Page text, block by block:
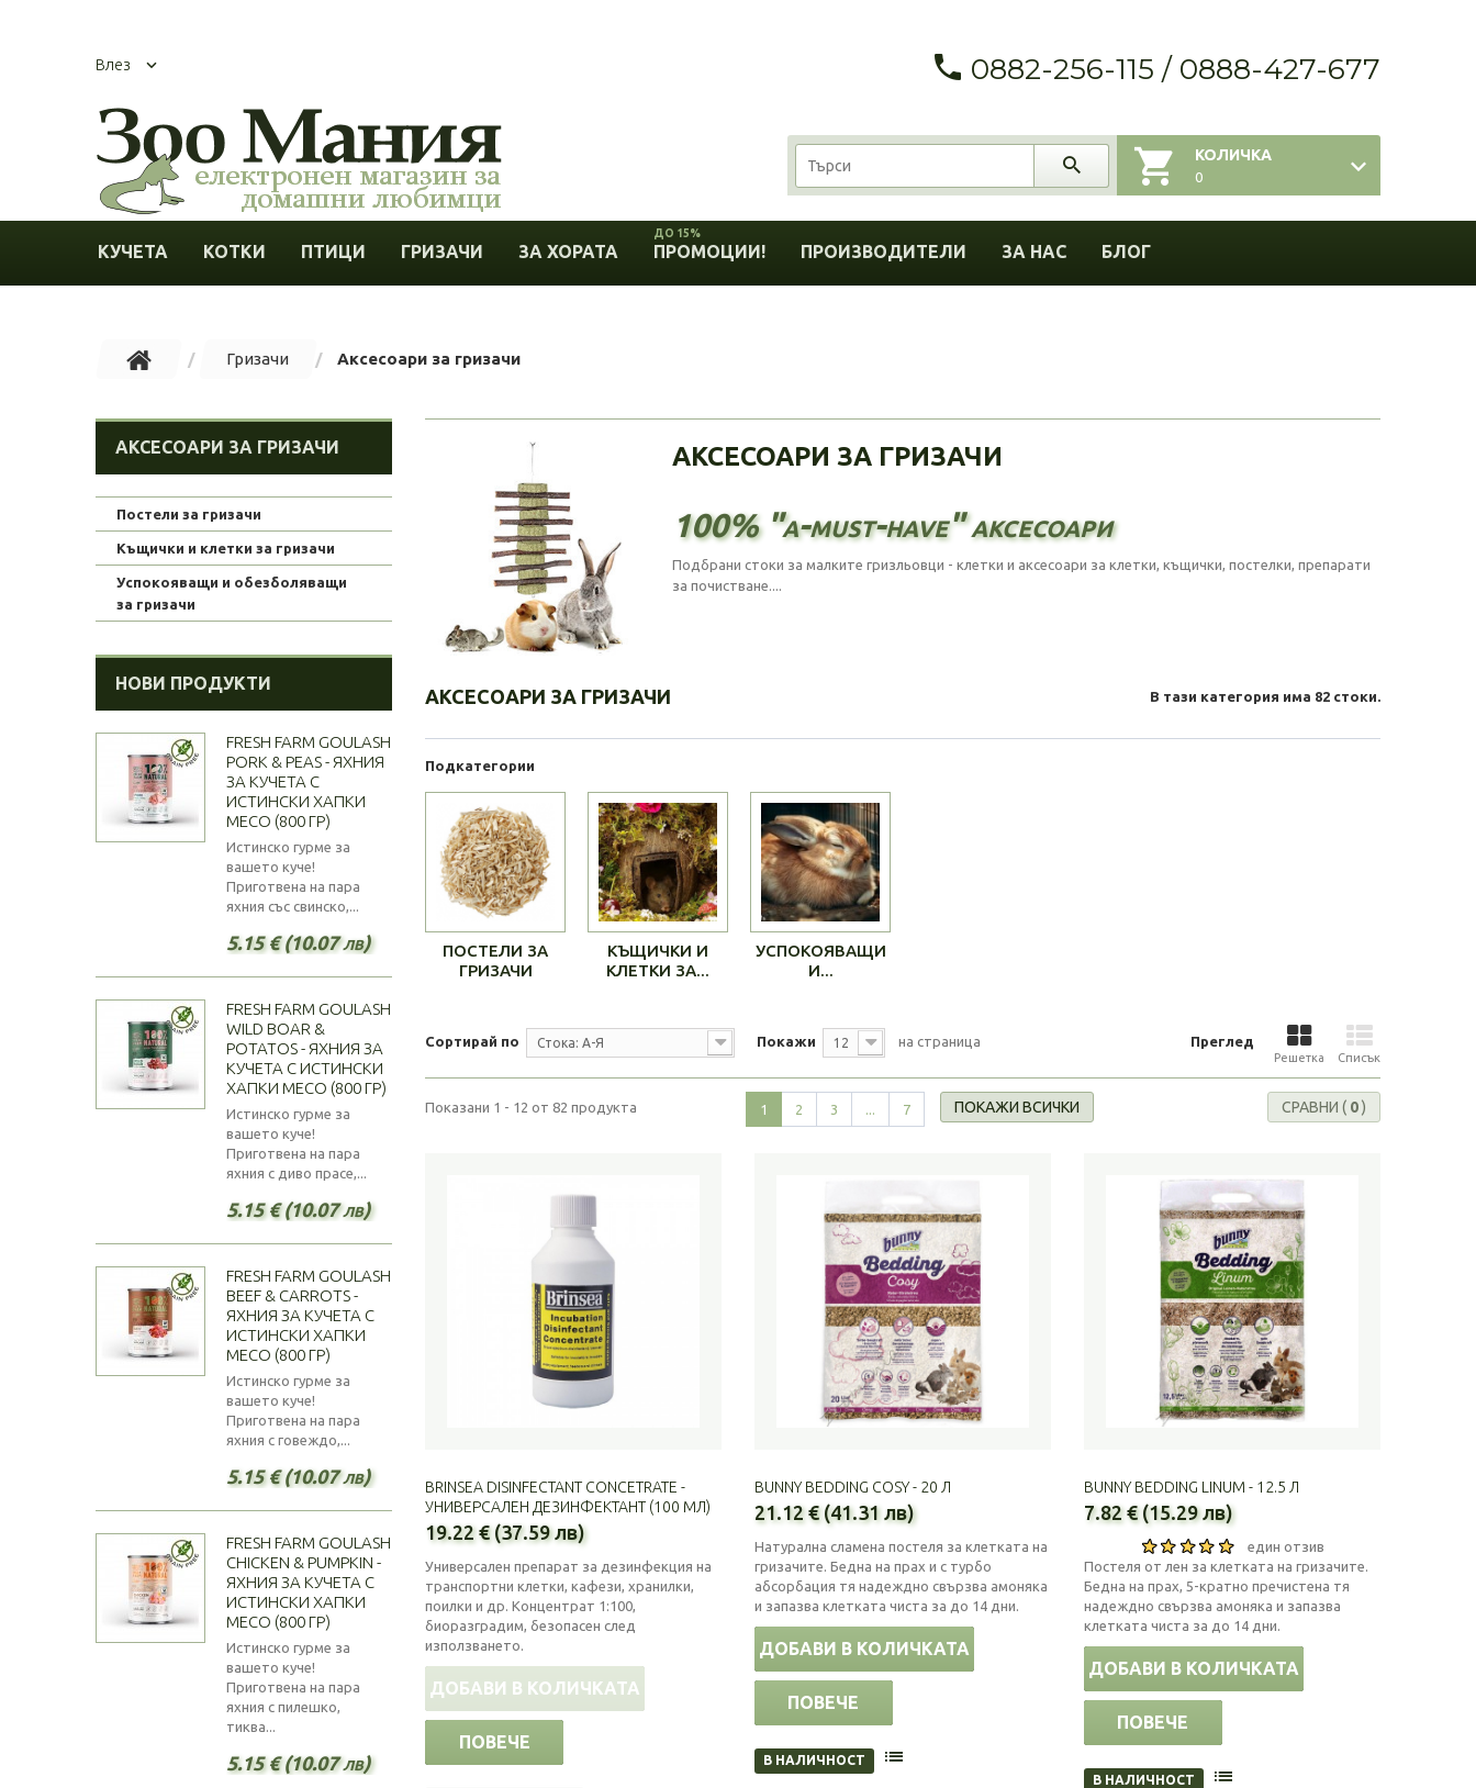
Влез 0882-256-115 / 0888-427-677
КОЛИЧКА
0
КУЧЕТА КОТКИ ПТИЦИ ГРИЗАЧИ ЗА ХОРАТА ПРОМОЦИИ!
ДО 15%
ПРОИЗВОДИТЕЛИ ЗА НАС БЛОГ
Гризачи Аксесоари за гризачи
АКСЕСОАРИ ЗА ГРИЗАЧИ
100% "a-must-have" аксесоари
Подбрани стоки за малките гризльовци - клетки и аксесоари за клетки, къщички, постелки, препарати
за почистване....
АКСЕСОАРИ ЗА ГРИЗАЧИ В тази категория има 82 стоки.
Подкатегории
ПОСТЕЛИ ЗА
ГРИЗАЧИ
КЪЩИЧКИ И
КЛЕТКИ ЗА...
УСПОКОЯВАЩИ
И...
Преглед
Решетка Списък
Сортирай по Стока: А-Я Покажи 12 на страница
СРАВНИ ( 0)
ПОКАЖИ ВСИЧКИ
1 2 3 ... 7
Показани 1 - 12 от 82 продукта
BRINSEA DISINFECTANT CONCETRATE -
УНИВЕРСАЛЕН ДЕЗИНФЕКТАНТ (100 МЛ)
19.22 € (37.59 лв)
Универсален препарат за дезинфекция на
транспортни клетки, кафези, хранилки,
поилки и др. Концентрат 1:100,
биоразградим, безопасен след
използването.
ДОБАВИ В КОЛИЧКАТА
ПОВЕЧЕ
BUNNY BEDDING COSY - 20 Л
21.12 € (41.31 лв)
Натурална сламена постеля за клетката на
гризачите. Бедна на прах и с турбо
абсорбация тя надеждно свързва амоняка
и запазва клетката чиста за до 14 дни.
ДОБАВИ В КОЛИЧКАТА
ПОВЕЧЕ
В НАЛИЧНОСТ
BUNNY BEDDING LINUM - 12.5 Л
7.82 € (15.29 лв)
един отзив
Постеля от лен за клетката на гризачите.
Бедна на прах, 5-кратно пречистена тя
надеждно свързва амоняка и запазва
клетката чиста за до 14 дни.
ДОБАВИ В КОЛИЧКАТА
ПОВЕЧЕ
В НАЛИЧНОСТ
АКСЕСОАРИ ЗА ГРИЗАЧИ
Постели за гризачи
Къщички и клетки за гризачи
Успокояващи и обезболяващи
за гризачи
НОВИ ПРОДУКТИ
FRESH FARM GOULASH
PORK & PEAS - ЯХНИЯ
ЗА КУЧЕТА С
ИСТИНСКИ ХАПКИ
МЕСО (800 ГР)
Истинско гурме за
вашето куче!
Приготвена на пара
яхния със свинско,...
5.15 € (10.07 лв)
FRESH FARM GOULASH
WILD BOAR &
POTATOS - ЯХНИЯ ЗА
КУЧЕТА С ИСТИНСКИ
ХАПКИ МЕСО (800 ГР)
Истинско гурме за
вашето куче!
Приготвена на пара
яхния с диво прасе,...
5.15 € (10.07 лв)
FRESH FARM GOULASH
BEEF & CARROTS -
ЯХНИЯ ЗА КУЧЕТА С
ИСТИНСКИ ХАПКИ
МЕСО (800 ГР)
Истинско гурме за
вашето куче!
Приготвена на пара
яхния с говеждо,...
5.15 € (10.07 лв)
FRESH FARM GOULASH
CHICKEN & PUMPKIN -
ЯХНИЯ ЗА КУЧЕТА С
ИСТИНСКИ ХАПКИ
МЕСО (800 ГР)
Истинско гурме за
вашето куче!
Приготвена на пара
яхния с пилешко,
тиква...
5.15 € (10.07 лв)